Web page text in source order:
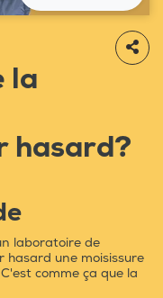
la
hasard?
laboratoire de
hasard une moisissure
comme ça que la